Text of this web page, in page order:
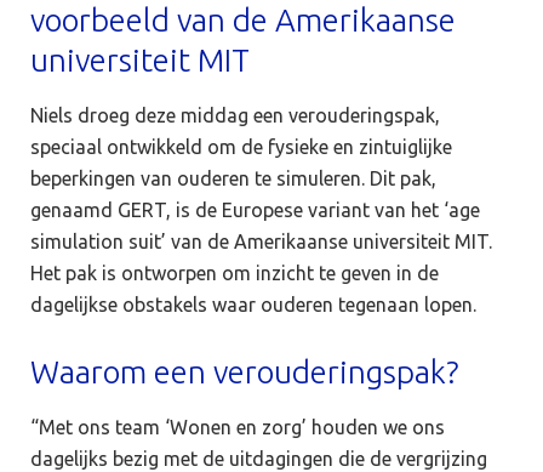
voorbeeld van de Amerikaanse
universiteit MIT
Niels droeg deze middag een verouderingspak,
speciaal ontwikkeld om de fysieke en zintuiglijke
beperkingen van ouderen te simuleren. Dit pak,
genaamd GERT, is de Europese variant van het ‘age
simulation suit’ van de Amerikaanse universiteit MIT.
Het pak is ontworpen om inzicht te geven in de
dagelijkse obstakels waar ouderen tegenaan lopen.
Waarom een verouderingspak?
“Met ons team ‘Wonen en zorg’ houden we ons
dagelijks bezig met de uitdagingen die de vergrijzing